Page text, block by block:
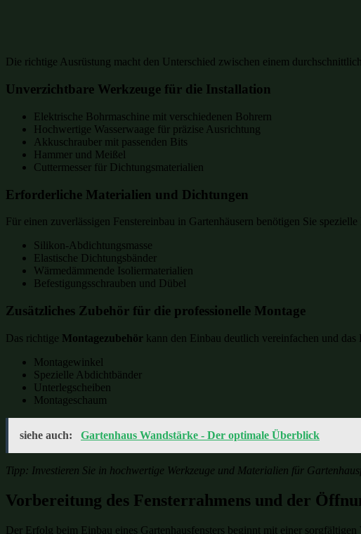
Die richtige Ausrüstung macht den Unterschied zwischen einem
Unverzichtbare Werkzeuge für die Installation
Elektrische Bohrmaschine mit verschiedenen Bohrern
Hochwertige Wasserwaage für präzise Ausrichtung
Akkuschrauber mit passenden Bits
Hammer und Meißel
Cuttermesser für Dichtungsmaterialien
Erforderliche Materialien und Dichtungen
Für einen zuverlässigen Fenstereinbau in Gartenhäusern benötigen Sie
Silikon-Abdichtungsmasse
Elastische Dichtungsbänder
Wärmedämmende Isoliermaterialien
Befestigungsschrauben und Dübel
Zusätzliches Zubehör für die professionelle Montage
Das richtige Montagezubehör kann den Einbau deutlich vereinfachen und das
Montagewinkel
Spezielle Abdichtbänder
Unterlegscheiben
Montageschaum
siehe auch: Gartenhaus Wandstärke - Der optimale Überblick
Tipp: Investieren Sie in hochwertige Werkzeuge und Materialien für
Vorbereitung des Fensterrahmens und der
Der Erfolg beim Einbau eines Gartenhausfensters beginnt mit einer